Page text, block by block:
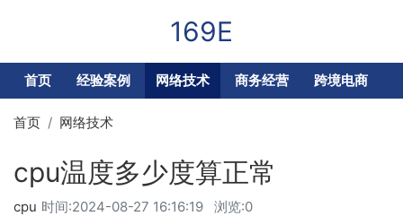
169E
首页 经验案例 网络技术 商务经营 跨境电商
首页 网络技术
cpu温度多少度算正常
时间:2024-08-27 16:16:19 浏览:0
cpu